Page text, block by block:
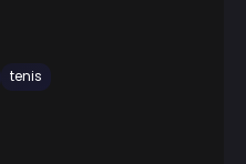
tenis